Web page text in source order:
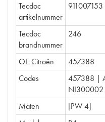
Tecdoc
artikelnummer
911007153
Tecdoc
brandnummer
246
OE Citroën
457388
Codes
457388 |
Maten
[PW 4]